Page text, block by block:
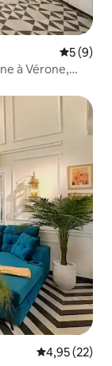
5 (9)
à Vérone,
Évaluation
4,95 (22)